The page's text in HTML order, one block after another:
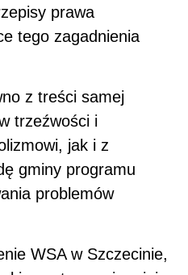
prawa
tego zagadnienia
z treści samej
trzeźwości i
jak i z
gminy programu
problemów
WSA w Szczecinie,